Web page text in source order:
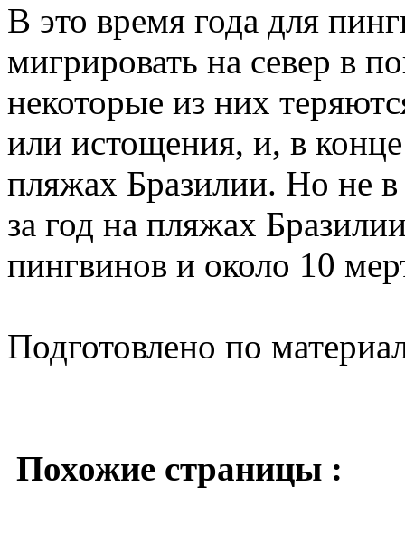
В это время года для
мигрировать на север в
некоторые из них
или истощения, и, в
пляжах Бразилии. Но не в
за год на пляжах
пингвинов и около 10
Подготовлено по
Похожие страницы :